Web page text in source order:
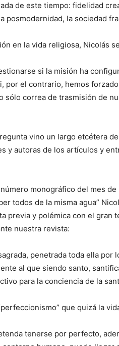
de este tiempo: fidelidad
posmodernidad, la sociedad
en la vida religiosa, Nicolás
si la misión ha
por el contrario, hemos
sólo correa de trasmisión de
vino un largo etcétera
y autoras de los artículos y
monográfico del mes de
todos de la misma agua”
previa y polémica con el gran
nuestra revista:
penetrada toda ella
al que siendo santo,
para la conciencia de la
que quizá la
tenerse por perfecto,